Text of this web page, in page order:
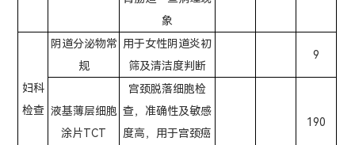
象
妇科
检查
阴道分泌物常
规
用于女性阴道炎初
筛及清洁度判断
9
液基薄层细胞
涂片TCT
宫颈脱落细胞检
查，准确性及敏感
度高，用于宫颈癌
190